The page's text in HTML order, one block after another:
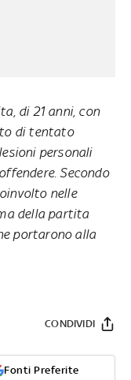
di 21 anni, con
di tentato
personali
Secondo
nelle
della partita
portarono alla
Fonti Preferite
CONDIVIDI